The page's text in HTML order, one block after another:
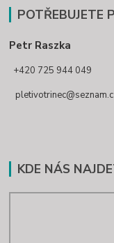
POTŘEBUJETE
Petr Raszka
+420 725 944 049
KDE NÁS